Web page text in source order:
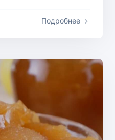
Подробнее